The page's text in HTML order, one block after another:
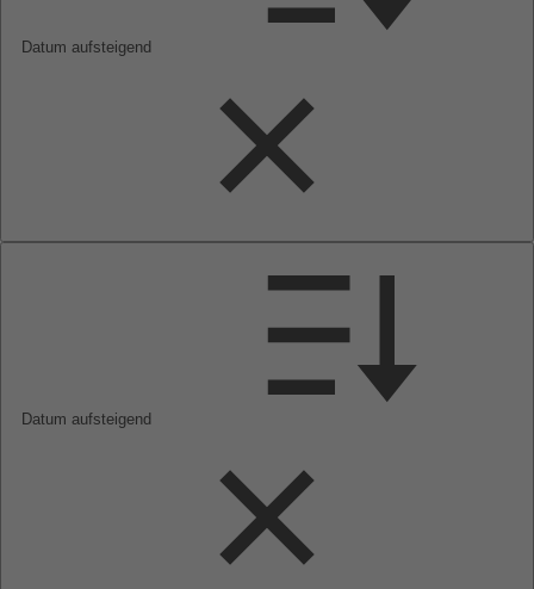
Datum aufsteigend
Datum aufsteigend